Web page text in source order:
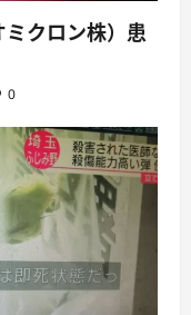
クロン株）患
0